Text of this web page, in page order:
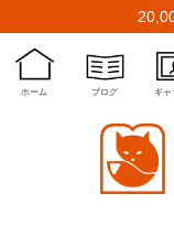
ホーム ブログ ギャ